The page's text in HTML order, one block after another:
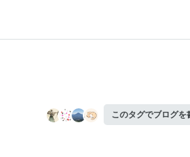
このタグでブログを